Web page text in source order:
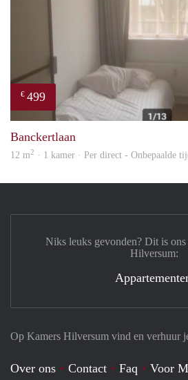
€ 499
Banckertlaan
12 m2 · 1 kamer · Per direct - Onbepaalde
Op Kamers Hilversum vind en verhuur
Over ons Contact Faq Voor
Niks leuks gevonden? Dit is ons
Hilversum: